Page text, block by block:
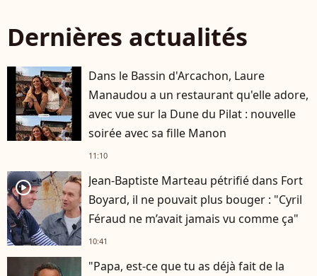
Dernières actualités
Dans le Bassin d'Arcachon, Laure
Manaudou a un restaurant qu'elle adore,
avec vue sur la Dune du Pilat : nouvelle
soirée avec sa fille Manon
11:10
player2
Jean-Baptiste Marteau pétrifié dans Fort
Boyard, il ne pouvait plus bouger : "Cyril
Féraud ne m’avait jamais vu comme ça"
10:41
"Papa, est-ce que tu as déjà fait de la